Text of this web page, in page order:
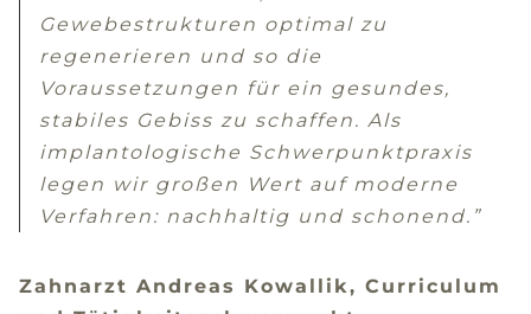
Gewebestrukturen optimal zu
regenerieren und so die
Voraussetzungen für ein gesundes,
stabiles Gebiss zu schaffen. Als
implantologische Schwerpunktpraxis
legen wir großen Wert auf moderne
Verfahren: nachhaltig und schonend.”
Zahnarzt Andreas Kowallik, Curriculum